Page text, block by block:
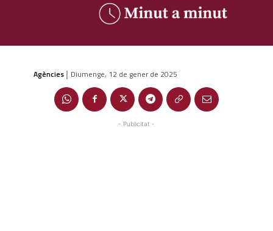
Agències | Diumenge, 12 de gener de 2025
- Publicitat -